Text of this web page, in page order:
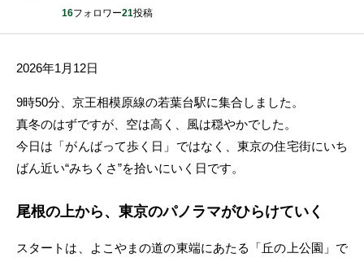
16フォロワー21投稿
2026年1月12日
9時50分、京王相模原線の若葉台駅に集合しました。
真冬のはずですが、空は高く、風は穏やかでした。
今日は「がんばって歩く日」ではなく、東京の住宅街にいち
ばん近い“みちくさ”を拾いにいく日です。
尾根の上から、東京のパノラマがひらけていく
スタートは、よこやまの道の東端にあたる「丘の上公園」で